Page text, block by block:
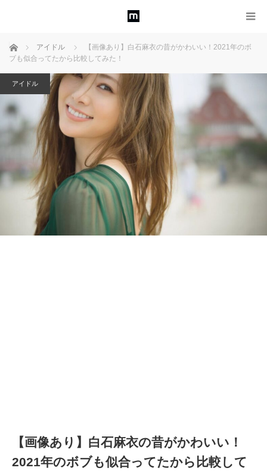
ホーム アイドル
【画像あり】白石麻衣の昔がかわいい！2021年のボ
ブも似合ってたから比較してみた！
アイドル
【画像あり】白石麻衣の昔がかわいい！
2021年のボブも似合ってたから比較して